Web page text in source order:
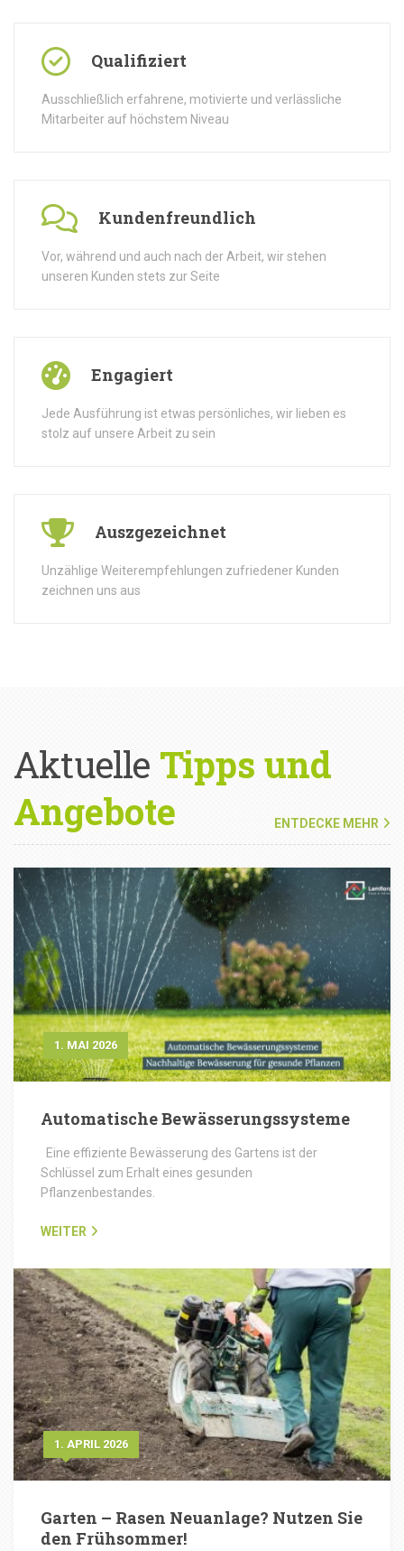
Qualifiziert
Ausschließlich erfahrene, motivierte und verlässliche
Mitarbeiter auf höchstem Niveau
Kundenfreundlich
Vor, während und auch nach der Arbeit, wir stehen
unseren Kunden stets zur Seite
Engagiert
Jede Ausführung ist etwas persönliches, wir lieben es
stolz auf unsere Arbeit zu sein
Auszgezeichnet
Unzählige Weiterempfehlungen zufriedener Kunden
zeichnen uns aus
Aktuelle Tipps und
Angebote
ENTDECKE MEHR
1. MAI 2026
Automatische Bewässerungssysteme
Eine effiziente Bewässerung des Gartens ist der
Schlüssel zum Erhalt eines gesunden
Pflanzenbestandes.
WEITER
1. APRIL 2026
Garten – Rasen Neuanlage? Nutzen Sie
den Frühsommer!